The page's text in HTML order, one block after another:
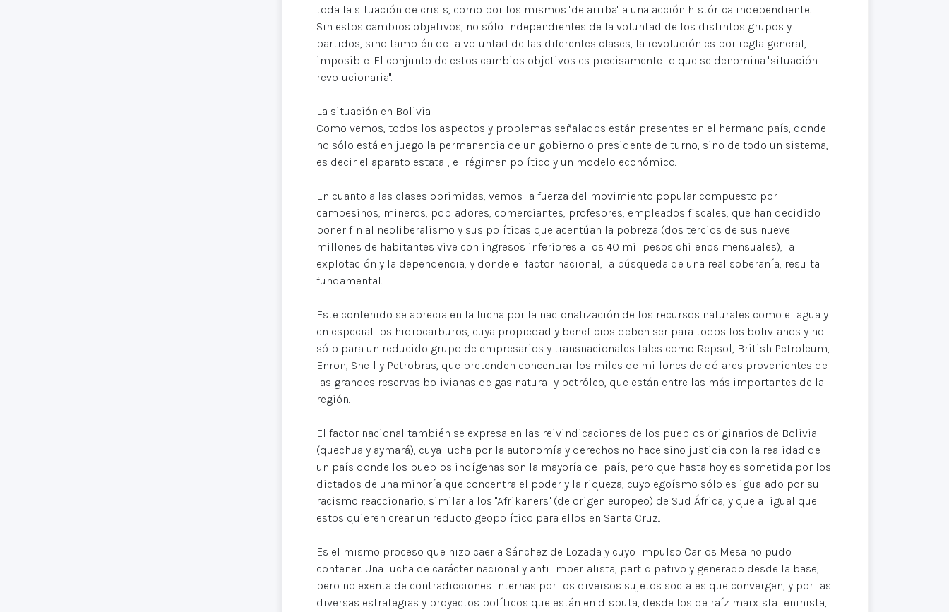
toda la situación de crisis, como por los mismos "de arriba" a una acción histórica independiente.
Sin estos cambios objetivos, no sólo independientes de la voluntad de los distintos grupos y
partidos, sino también de la voluntad de las diferentes clases, la revolución es por regla general,
imposible. El conjunto de estos cambios objetivos es precisamente lo que se denomina "situación
revolucionaria".
La situación en Bolivia
Como vemos, todos los aspectos y problemas señalados están presentes en el hermano país, donde
no sólo está en juego la permanencia de un gobierno o presidente de turno, sino de todo un sistema,
es decir el aparato estatal, el régimen político y un modelo económico.
En cuanto a las clases oprimidas, vemos la fuerza del movimiento popular compuesto por
campesinos, mineros, pobladores, comerciantes, profesores, empleados fiscales, que han decidido
poner fin al neoliberalismo y sus políticas que acentúan la pobreza (dos tercios de sus nueve
millones de habitantes vive con ingresos inferiores a los 40 mil pesos chilenos mensuales), la
explotación y la dependencia, y donde el factor nacional, la búsqueda de una real soberanía, resulta
fundamental.
Este contenido se aprecia en la lucha por la nacionalización de los recursos naturales como el agua y
en especial los hidrocarburos, cuya propiedad y beneficios deben ser para todos los bolivianos y no
sólo para un reducido grupo de empresarios y transnacionales tales como Repsol, British Petroleum,
Enron, Shell y Petrobras, que pretenden concentrar los miles de millones de dólares provenientes de
las grandes reservas bolivianas de gas natural y petróleo, que están entre las más importantes de la
región.
El factor nacional también se expresa en las reivindicaciones de los pueblos originarios de Bolivia
(quechua y aymará), cuya lucha por la autonomía y derechos no hace sino justicia con la realidad de
un país donde los pueblos indígenas son la mayoría del país, pero que hasta hoy es sometida por los
dictados de una minoría que concentra el poder y la riqueza, cuyo egoísmo sólo es igualado por su
racismo reaccionario, similar a los "Afrikaners" (de origen europeo) de Sud África, y que al igual que
estos quieren crear un reducto geopolítico para ellos en Santa Cruz..
Es el mismo proceso que hizo caer a Sánchez de Lozada y cuyo impulso Carlos Mesa no pudo
contener. Una lucha de carácter nacional y anti imperialista, participativo y generado desde la base,
pero no exenta de contradicciones internas por los diversos sujetos sociales que convergen, y por las
diversas estrategias y proyectos políticos que están en disputa, desde los de raíz marxista leninista,